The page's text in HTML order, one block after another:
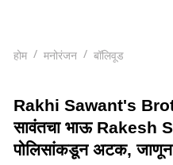
होम मनोरंजन बॉलिवूड
Rakhi Sawant's
सावंतचा भाऊ Rakesh
पोलिसांकडून अटक, जाणून